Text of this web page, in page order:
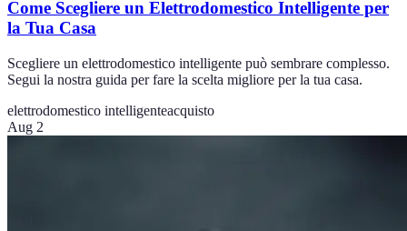
Come Scegliere un Elettrodomestico Intelligente per
la Tua Casa
Scegliere un elettrodomestico intelligente può sembrare complesso.
Segui la nostra guida per fare la scelta migliore per la tua casa.
elettrodomestico intelligenteacquisto
Aug 2